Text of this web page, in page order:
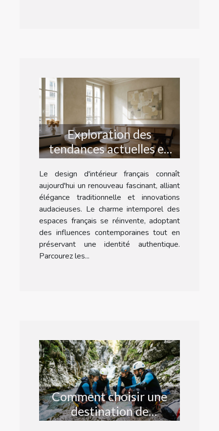
Exploration des
tendances actuelles en
design d'intérieur
français
Le design d'intérieur français connaît
aujourd'hui un renouveau fascinant, alliant
élégance traditionnelle et innovations
audacieuses. Le charme intemporel des
espaces français se réinvente, adoptant
des influences contemporaines tout en
préservant une identité authentique.
Parcourez les...
Comment choisir une
destination de
canyoning adaptée à